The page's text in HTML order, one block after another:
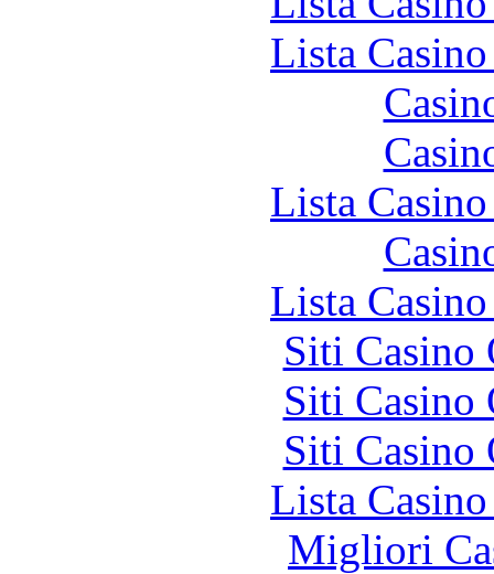
Lista
Lista
Lista
Siti Casino
Siti Casino
Siti Casino
Lista
Migliori